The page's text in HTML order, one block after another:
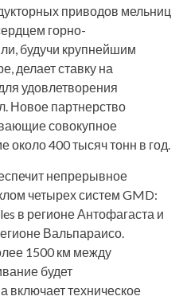
приводов мельниц
горно-
будучи крупнейшим
делает ставку на
удовлетворения
Новое партнерство
совокупное
около 400 тысяч тонн в год.
непрерывное
четырех систем GMD:
в регионе Антофагаста и
Вальпараисо.
1500 км между
будет
включает техническое